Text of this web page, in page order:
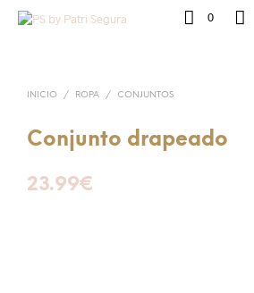
0
INICIO / ROPA / CONJUNTOS
Conjunto drapeado
23.99€